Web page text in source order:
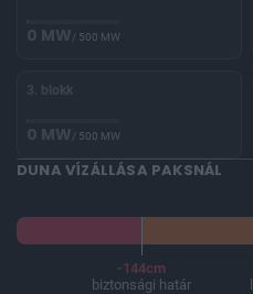
0 MW/ 500 MW
3. blokk
0 MW/ 500 MW
DUNA VÍZÁLLÁSA PAKSNÁL
-144cm
biztonsági határ